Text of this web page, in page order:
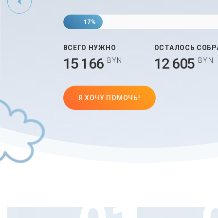
17%
ВСЕГО НУЖНО
15 166 BYN
ОСТАЛОСЬ
12 605 BYN
Я ХОЧУ ПОМОЧЬ!